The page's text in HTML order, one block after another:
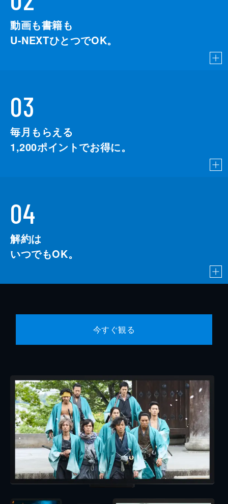
動画も書籍も
U-NEXTひとつでOK。
03
毎月もらえる
1,200ポイントでお得に。
04
解約は
いつでもOK。
今すぐ観る